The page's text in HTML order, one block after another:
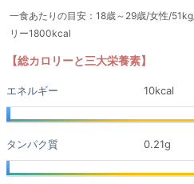
一食あたりの目安：18歳～29歳/女性/
リー1800kcal
【総カロリーと三大栄養素】
エネルギー
10kcal
タンパク質 0.21g